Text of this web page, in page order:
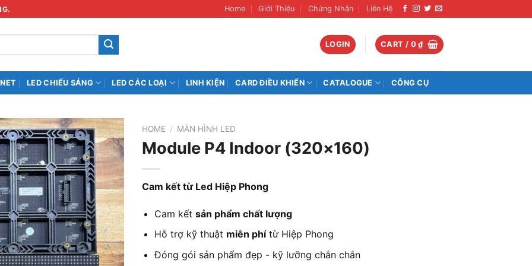
Home Giới Thiệu Chứng Nhận Liên Hệ
LOGIN CART / 0₫
LED CHIẾU SÁNG LED CÁC LOẠI LINH KIỆN CARD ĐIỀU KHIỂN CATALOGUE CÔNG CỤ
HOME / MÀN HÌNH LED
Module P4 Indoor (320×160)
Cam kết từ Led Hiệp Phong
Cam kết sản phẩm chất lượng
Hỗ trợ kỹ thuật miễn phítừ Hiệp Phong
Đóng gói sản phẩm đẹp - kỹ lưỡng chắn chắn